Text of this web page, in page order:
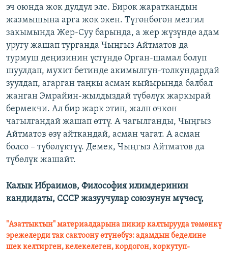
эч оюнда жок дулдул эле. Бирок жараткандын
жазмышына арга жок экен. Түгөнбөгөн мезгил
закымында Жер-Суу барында, а жер жүзүндө адам
уругу жашап турганда Чыңгыз Айтматов да
турмуш деңизинин үстүндө Орган-шамал болуп
шуулдап, мухит бетинде акимылгун-толкундардай
зуулдап, агарган таңкы асман кыйырында балбал
жанган Эмрайин-жылдыздай түбөлүк жаркырай
бермекчи. Ал бир жарк этип, жалп өчкөн
чагылгандай жашап өттү. А чагылганды, Чыңгыз
Айтматов өзү айткандай, асман чагат. А асман
болсо – түбөлүктүү. Демек, Чыңгыз Айтматов да
түбөлүк жашайт.
Калык Ибраимов, Философия илимдеринин
кандидаты, СССР жазуучулар союзунун мүчөсү,
"Азаттыктын" материалдарына пикир калтырууда төмөнкү
эрежелерди так сактоону өтүнөбүз: адамдын беделине
шек келтирген, келекелеген, кордогон, коркутуп-